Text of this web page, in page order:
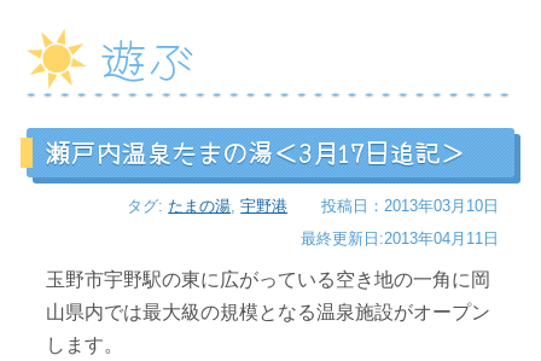
遊ぶ
瀬戸内温泉たまの湯＜3月17日追記＞
タグ: たまの湯,宇野港
投稿日：2013年03月10日
最終更新日:2013年04月11日
玉野市宇野駅の東に広がっている空き地の一角に岡
山県内では最大級の規模となる温泉施設がオープン
します。